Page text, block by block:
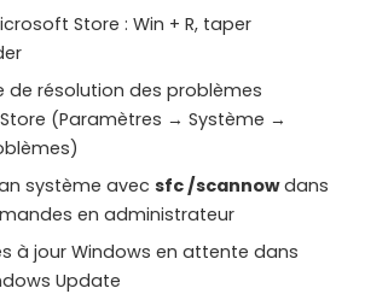
Store : Win + R, taper
de résolution des problèmes
(Paramètres → Système →
système avecsfc /scannowdans
en administrateur
à jour Windows en attente dans
Update